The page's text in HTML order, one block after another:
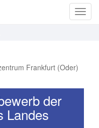
T
der
Landes